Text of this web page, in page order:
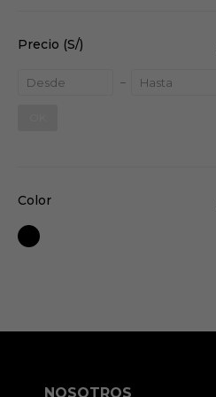
Precio (S/)
Color
NOSOTROS